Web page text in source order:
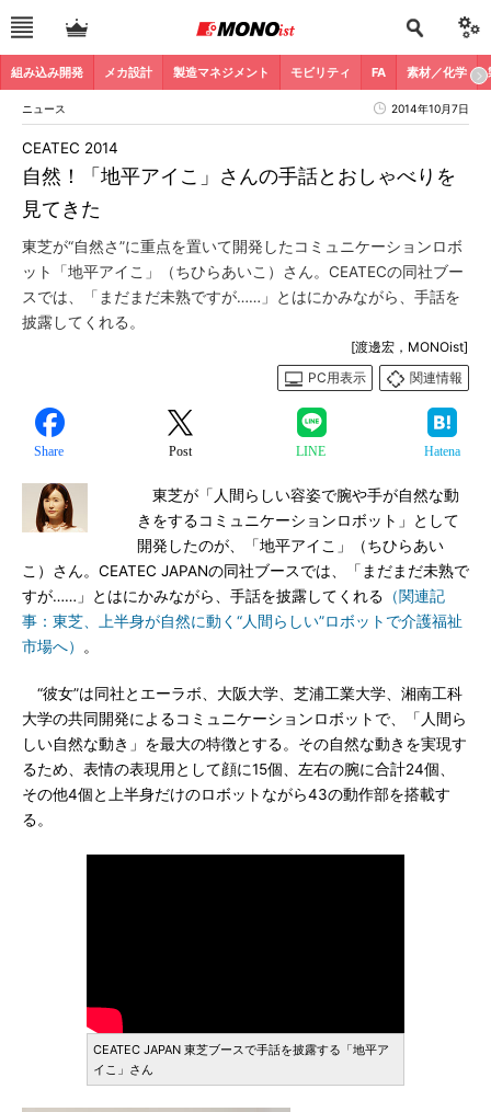
組み込み開発 メカ設計 製造マネジメント モビリティ FA 素材／化学
ニュース 2014年10月7日
自然！「地平アイこ」さんの手話とおしゃべりを
見てきた
CEATEC 2014
東芝が“自然さ”に重点を置いて開発したコミュニケーションロボ
ット「地平アイこ」（ちひらあいこ）さん。CEATECの同社ブー
スでは、「まだまだ未熟ですが……」とはにかみながら、手話を
披露してくれる。
[渡邊宏，MONOist]
PC用表示
関連情報
Share Post LINE Hatena
東芝が「人間らしい容姿で腕や手が自然な動
きをするコミュニケーションロボット」として
開発したのが、「地平アイこ」（ちひらあい
こ）さん。CEATEC JAPANの同社ブースでは、「まだまだ未熟で
すが……」とはにかみながら、手話を披露してくれる （関連記
事：東芝、上半身が自然に動く“人間らしい”ロボットで介護福祉
市場へ）
。
“彼女”は同社とエーラボ、大阪大学、芝浦工業大学、湘南工科
大学の共同開発によるコミュニケーションロボットで、「人間ら
しい自然な動き」を最大の特徴とする。その自然な動きを実現す
るため、表情の表現用として顔に15個、左右の腕に合計24個、
その他4個と上半身だけのロボットながら43の動作部を搭載す
る。
CEATEC JAPAN 東芝ブースで手話を披露する「地平ア
イこ」さん